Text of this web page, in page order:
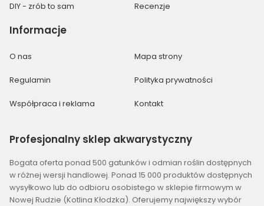
DIY - zrób to sam Recenzje
Informacje
O nas Mapa strony
Regulamin Polityka prywatności
Współpraca i reklama Kontakt
Profesjonalny sklep akwarystyczny
Bogata oferta ponad 500 gatunków i odmian roślin dostępnych
w różnej wersji handlowej. Ponad 15 000 produktów dostępnych
wysyłkowo lub do odbioru osobistego w sklepie firmowym w
Nowej Rudzie (Kotlina Kłodzka). Oferujemy największy wybór